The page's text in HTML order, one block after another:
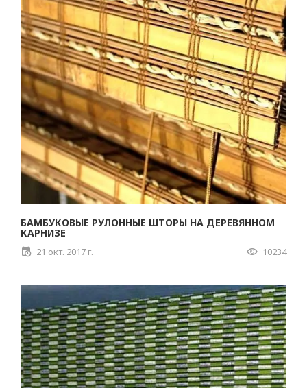
БАМБУКОВЫЕ РУЛОННЫЕ ШТОРЫ НА ДЕРЕВЯННОМ
КАРНИЗЕ
21 окт. 2017 г. 10234